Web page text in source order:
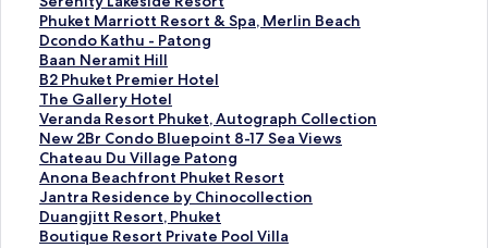
บ
G
o
l
d
e
n
V
i
l
l
e
รั
บ
A
q
u
a
r
i
u
s
G
a
ห
รั
บ
T
h
e
N
a
k
a
P
h
สำ
ห
รั
บ
T
h
e
P
a
r
P
h
น
สำ
ห
รั
บ
B
a
a
n
M
a
k
า
น
สำ
ห
รั
บ
G
r
a
n
d
B
ฐ
า
น
สำ
ห
รั
บ
B
t
I
n
n
ร
ฐ
า
น
สำ
ห
รั
บ
L
u
m
i
ต
ร
ฐ
า
น
สำ
ห
รั
บ
P
r
a
า
ต
ร
ฐ
า
น
สำ
ห
รั
บ
T
h
ม
า
ต
ร
ฐ
า
น
สำ
ห
รั
บ
A
ก์
ม
า
ต
ร
ฐ
า
น
สำ
ห
รั
บ
ง
ก์
ม
า
ต
ร
ฐ
า
น
สำ
ห
รั
Phuket Marriott Resort & Spa, Merlin Beach
ลิ
ง
ก์
ม
า
ต
ร
ฐ
า
น
สำ
ห
Dcondo Kathu - Patong
ลิ
ง
ก์
ม
า
ต
ร
ฐ
า
น
สำ
Baan Neramit Hill
ลิ
ง
ก์
ม
า
ต
ร
ฐ
า
น
B2 Phuket Premier Hotel
ลิ
ง
ก์
ม
า
ต
ร
ฐ
า
The Gallery Hotel
ลิ
ง
ก์
ม
า
ต
ร
ฐ
Veranda Resort Phuket, Autograph Collection
ลิ
ง
ก์
ม
า
ต
ร
New 2Br Condo Bluepoint 8-17 Sea Views
ลิ
ง
ก์
ม
า
ต
Chateau Du Village Patong
ลิ
ง
ก์
ม
า
Anona Beachfront Phuket Resort
ลิ
ง
ก์
ม
Jantra Residence by Chinocollection
ลิ
ง
ก์
Duangjitt Resort, Phuket
ลิ
ง
Boutique Resort Private Pool Villa
ลิ